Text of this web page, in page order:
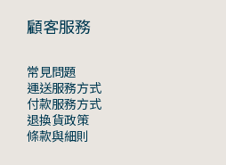
顧客服務
常見問題
運送服務方式
付款服務方式
退換貨政策
條款與細則